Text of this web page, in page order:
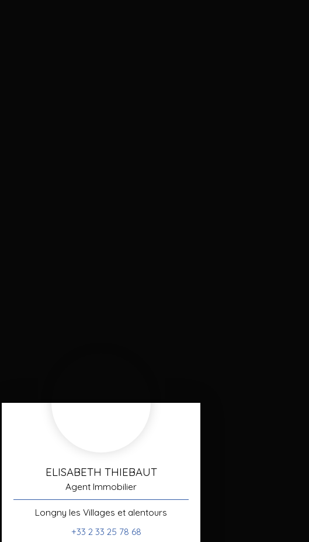
ELISABETH THIEBAUT
Agent Immobilier
Longny les Villages et alentours
+33 2 33 25 78 68